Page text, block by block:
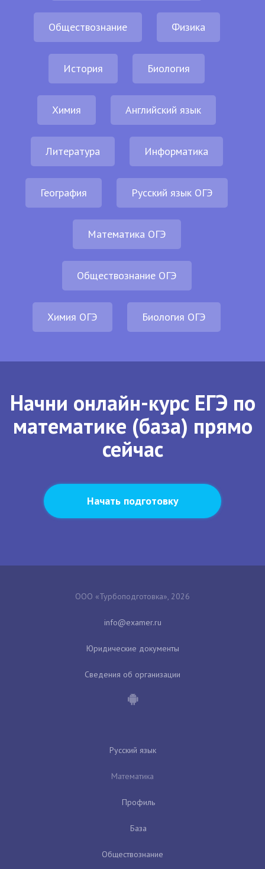
Обществознание Физика
История Биология
Химия Английский язык
Литература Информатика
География Русский язык ОГЭ
Математика ОГЭ
Обществознание ОГЭ
Химия ОГЭ Биология ОГЭ
Начни онлайн-курс ЕГЭ по
математике (база) прямо
сейчас
Начать подготовку
ООО «Турбоподготовка», 2026
Юридические документы
Сведения об организации
Русский язык
Математика
Профиль
База
Обществознание